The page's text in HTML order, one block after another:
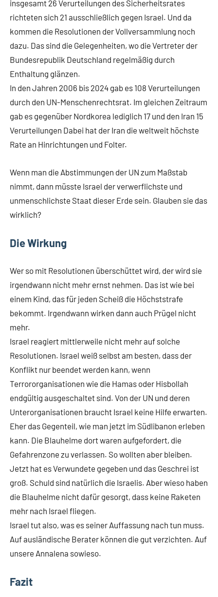
insgesamt 26 Verurteilungen des Sicherheitsrates
richteten sich 21 ausschließlich gegen Israel. Und da
kommen die Resolutionen der Vollversammlung noch
dazu. Das sind die Gelegenheiten, wo die Vertreter der
Bundesrepublik Deutschland regelmäßig durch
Enthaltung glänzen.
In den Jahren 2006 bis 2024 gab es 108 Verurteilungen
durch den UN-Menschenrechtsrat. Im gleichen Zeitraum
gab es gegenüber Nordkorea lediglich 17 und den Iran 15
Verurteilungen Dabei hat der Iran die weltweit höchste
Rate an Hinrichtungen und Folter.
Wenn man die Abstimmungen der UN zum Maßstab
nimmt, dann müsste Israel der verwerflichste und
unmenschlichste Staat dieser Erde sein. Glauben sie das
wirklich?
Die Wirkung
Wer so mit Resolutionen überschüttet wird, der wird sie
irgendwann nicht mehr ernst nehmen. Das ist wie bei
einem Kind, das für jeden Scheiß die Höchststrafe
bekommt. Irgendwann wirken dann auch Prügel nicht
mehr.
Israel reagiert mittlerweile nicht mehr auf solche
Resolutionen. Israel weiß selbst am besten, dass der
Konflikt nur beendet werden kann, wenn
Terrororganisationen wie die Hamas oder Hisbollah
endgültig ausgeschaltet sind. Von der UN und deren
Unterorganisationen braucht Israel keine Hilfe erwarten.
Eher das Gegenteil, wie man jetzt im Südlibanon erleben
kann. Die Blauhelme dort waren aufgefordert, die
Gefahrenzone zu verlassen. So wollten aber bleiben.
Jetzt hat es Verwundete gegeben und das Geschrei ist
groß. Schuld sind natürlich die Israelis. Aber wieso haben
die Blauhelme nicht dafür gesorgt, dass keine Raketen
mehr nach Israel fliegen.
Israel tut also, was es seiner Auffassung nach tun muss.
Auf ausländische Berater können die gut verzichten. Auf
unsere Annalena sowieso.
Fazit